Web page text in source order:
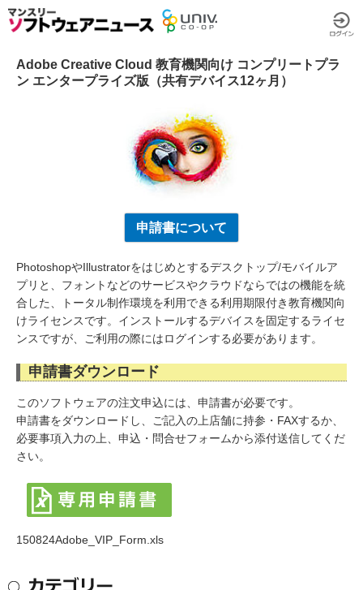
Adobe Creative Cloud 教育機関向け コンプリートプラ
ン エンタープライズ版（共有デバイス12ヶ月）
申請書について
PhotoshopやIllustratorをはじめとするデスクトップ/モバイルア
プリと、フォントなどのサービスやクラウドならではの機能を統
合した、トータル制作環境を利用できる利用期限付き教育機関向
けライセンスです。インストールするデバイスを固定するライセ
ンスですが、ご利用の際にはログインする必要があります。
申請書ダウンロード
このソフトウェアの注文申込には、申請書が必要です。
申請書をダウンロードし、ご記入の上店舗に持参・FAXするか、
必要事項入力の上、申込・問合せフォームから添付送信してくだ
さい。
150824Adobe_VIP_Form.xls